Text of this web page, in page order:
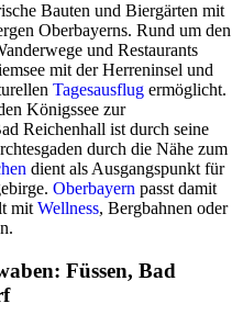
Bauten und Biergärten mit
Oberbayerns. Rund um den
und Restaurants
mit der Herreninsel und
Tagesausflug ermöglicht.
Königssee zur
Reichenhall ist durch seine
durch die Nähe zum
dient als Ausgangspunkt für
Oberbayern passt damit
mit Wellness, Bergbahnen oder
Füssen, Bad